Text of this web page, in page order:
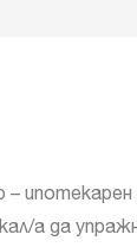
ипотекарен
а да